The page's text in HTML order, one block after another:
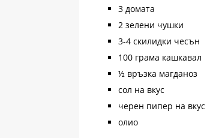
3 домата
2 зелени чушки
3-4 скилидки чесън
100 грама кашкавал
½ връзка магданоз
сол на вкус
черен пипер на вкус
олио